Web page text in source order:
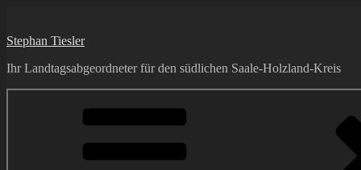
springen
Stephan Tiesler
Ihr Landtagsabgeordneter für den südlichen Saale-Holzland-Kreis